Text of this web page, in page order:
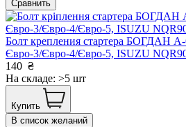
Сравнить
Болт крепления стартера БОГДАН
Євро-3/Євро-4/Євро-5, ISUZU
140 ₴
На складе: >5 шт
Купить
В список желаний